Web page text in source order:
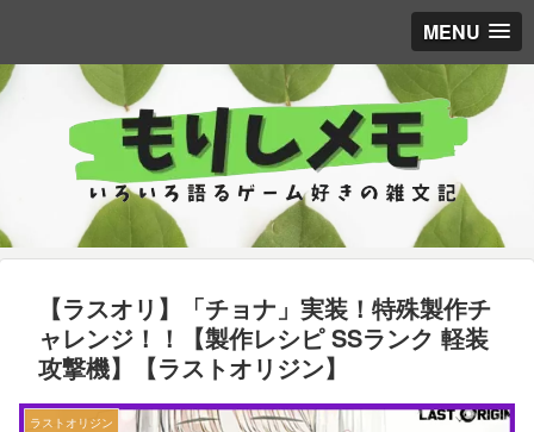
MENU
【ラスオリ】「チョナ」実装！特殊製作チ
ャレンジ！！【製作レシピ SSランク 軽装
攻撃機】【ラストオリジン】
ラストオリジン